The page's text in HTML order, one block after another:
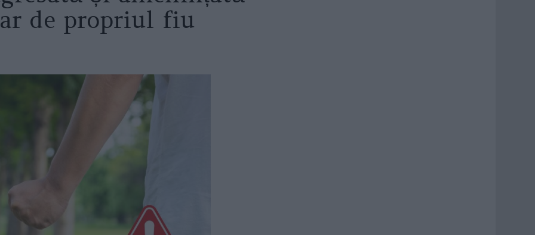
de propriul fiu